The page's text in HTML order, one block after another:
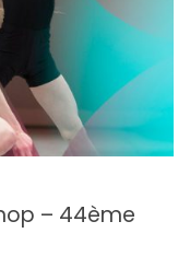
– 44ème